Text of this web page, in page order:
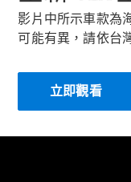
瞭解所
關車型
CLE
AMG GT
Coupé
AMG
影片中所示車款為
可能有異，請依台
立即觀看​